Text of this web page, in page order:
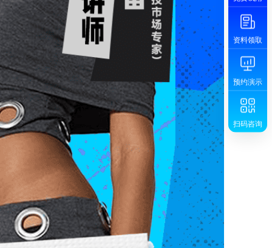
资料领取
预约演示
扫码咨询